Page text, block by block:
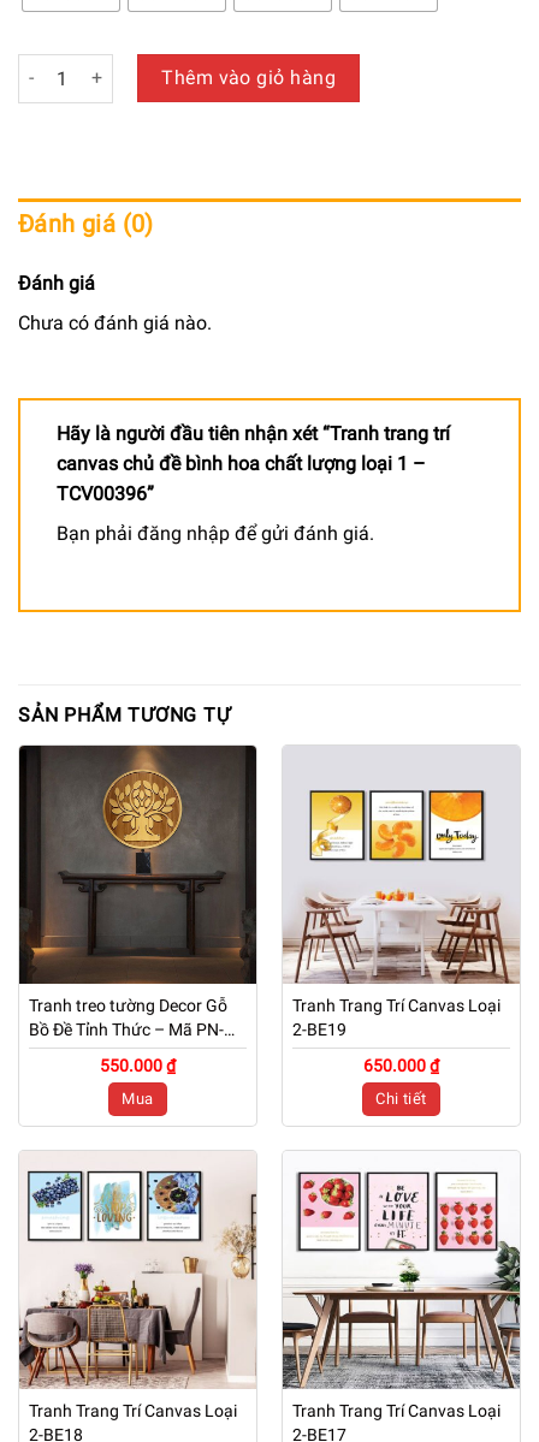
Tranh trang trí canvas chủ đề bình hoa chất lượng loại 1 -
Thêm vào giỏ hàng
Đánh giá (0)
Đánh giá
Chưa có đánh giá nào.
Hãy là người đầu tiên nhận xét “Tranh trang trí
canvas chủ đề bình hoa chất lượng loại 1 –
TCV00396”
Bạn phải đăng nhập để gửi đánh giá.
SẢN PHẨM TƯƠNG TỰ
Tranh treo tường Decor Gỗ
Bồ Đề Tỉnh Thức – Mã PN-
TG01
550.000 ₫
Mua
Tranh Trang Trí Canvas Loại
2-BE19
650.000 ₫
Chi tiết
Tranh Trang Trí Canvas Loại
2-BE18
Tranh Trang Trí Canvas Loại
2-BE17